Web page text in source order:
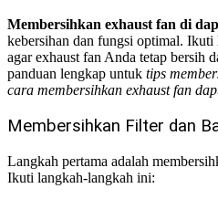
Membersihkan exhaust fan di
kebersihan dan fungsi optimal.
agar exhaust fan Anda tetap bersih
panduan lengkap untuk tips
cara membersihkan exhaust fan
Membersihkan Filter dan
Langkah pertama adalah
Ikuti langkah-langkah ini: